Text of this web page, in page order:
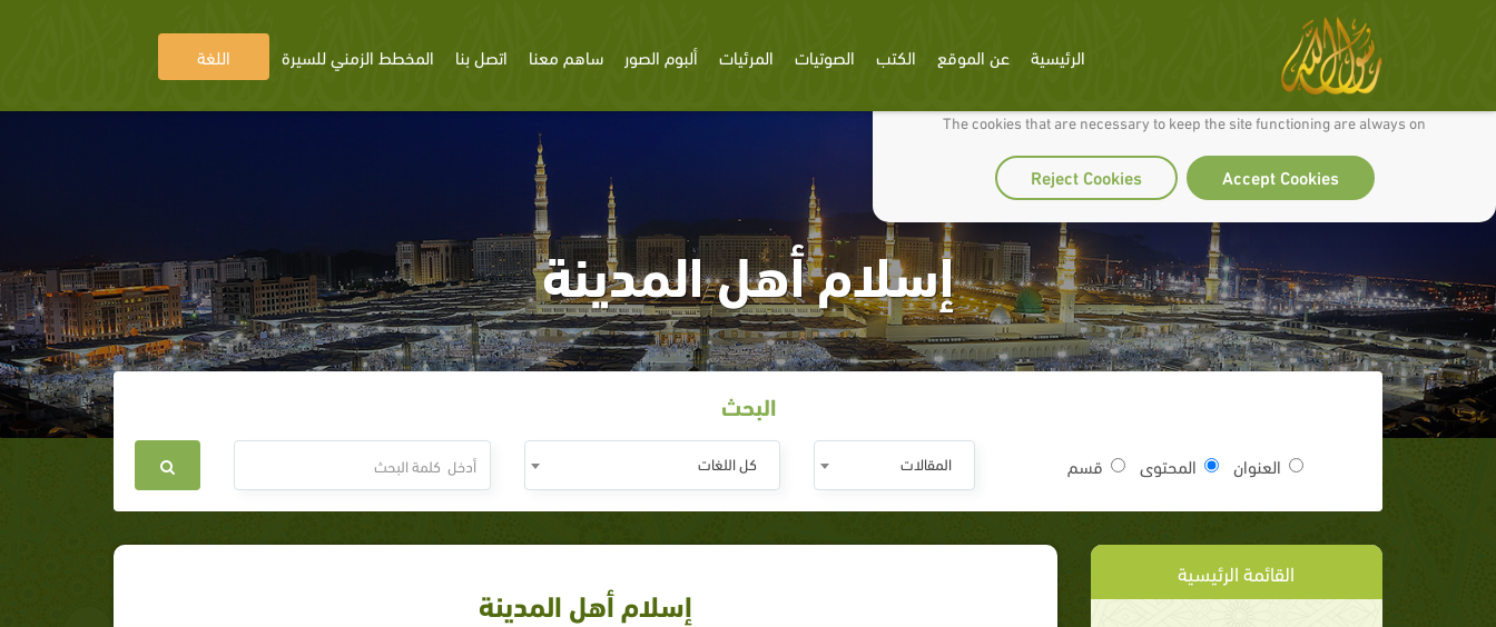
We use cookies to make our site work well for you and so we can continually improve it.
The cookies that are necessary to keep the site functioning are always on
Accept Cookies
Reject Cookies
الرئيسية عن الموقع الكتب الصوتيات المرئيات ألبوم الصور ساهم معنا اتصل بنا المخطط الزمني للسيرة اللغة
إسلام أهل المدينة
البحث
العنوان المحتوى قسم المقالات كل اللغات
القائمة الرئيسية
إسلام أهل المدينة